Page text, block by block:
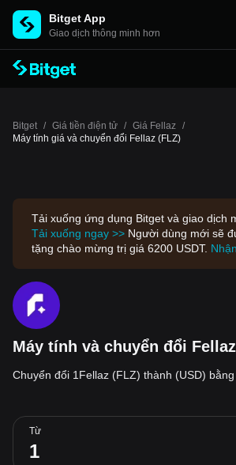
Bitget App
Giao dịch thông minh hơn
Bitget / Giá tiền điện tử / Giá Fellaz /
Máy tính giá và chuyển đổi Fellaz (FLZ)
Tải xuống ứng dụng Bitget và giao dịch
Tải xuống ngay >> Người dùng mới sẽ
tặng chào mừng trị giá 6200 USDT.
Máy tính và chuyển đổi
Chuyển đổi 1Fellaz (FLZ) thành (USD)
Từ